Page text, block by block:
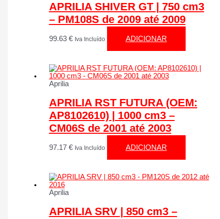
APRILIA SHIVER GT | 750 cm3
– PM108S de 2009 até 2009
99.63 € Iva Incluído ADICIONAR
Aprilia
APRILIA RST FUTURA (OEM:
AP8102610) | 1000 cm3 –
CM06S de 2001 até 2003
97.17 € Iva Incluído ADICIONAR
Aprilia
APRILIA SRV | 850 cm3 –